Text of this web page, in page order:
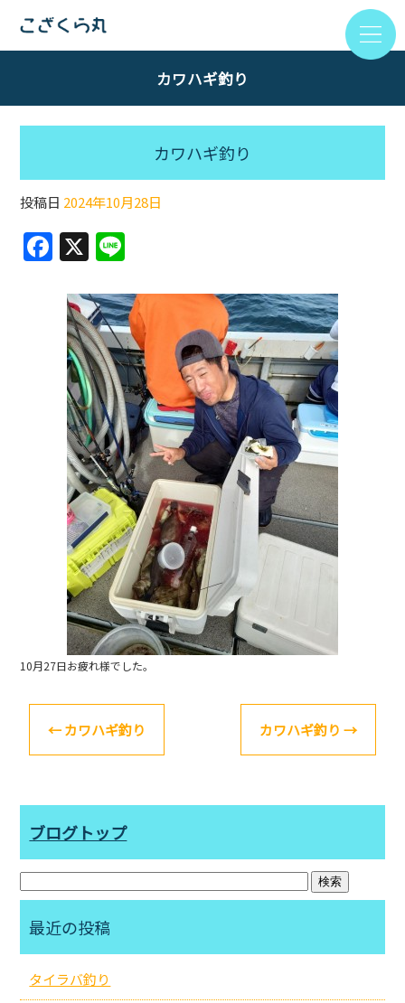
カワハギ釣り
カワハギ釣り
投稿日 2024年10月28日
F
c
e
b
o
o
k
X
e
10月27日お疲れ様でした。
←カワハギ釣り カワハギ釣り →
ブログトップ
最近の投稿
タイラバ釣り